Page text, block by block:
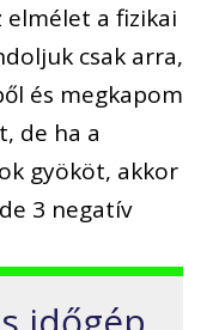
a fizikai
csak arra,
és megkapom
de ha a
gyököt, akkor
3 negatív